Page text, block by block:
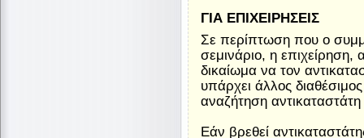
ΓΙΑ ΕΠΙΧΕΙΡΗΣΕΙΣ
Σε περίπτωση που ο
σεμινάριο, η
δικαίωμα να τον
υπάρχει άλλος
αναζήτηση
Εάν βρεθεί